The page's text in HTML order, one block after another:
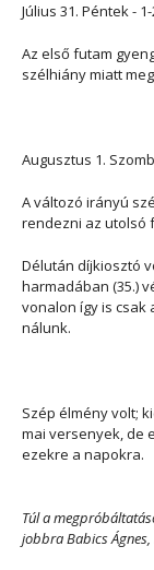
Július 31. Péntek -
Az első futam
szélhiány miatt
Augusztus 1.
A változó irányú
rendezni az utolsó
Délután díjkiosztó
harmadában (35.)
vonalon így is csak
nálunk.
Szép élmény volt;
mai versenyek, de
ezekre a napokra.
Túl a
jobbra Babics